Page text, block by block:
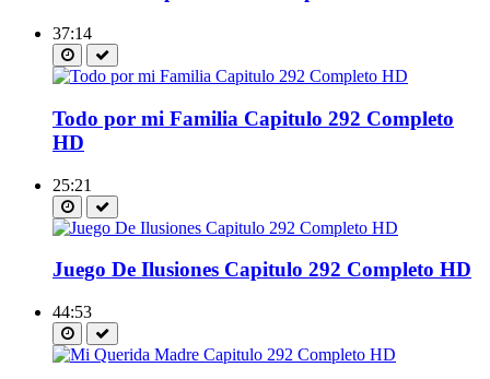
37:14
Todo por mi Familia Capitulo 292 Completo
HD
25:21
Juego De Ilusiones Capitulo 292 Completo HD
44:53